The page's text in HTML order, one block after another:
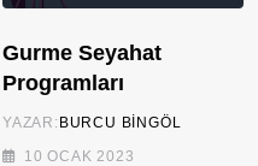
Gurme Seyahat
Programları
YAZAR: BURCU BINGÖL
10 OCAK 2023